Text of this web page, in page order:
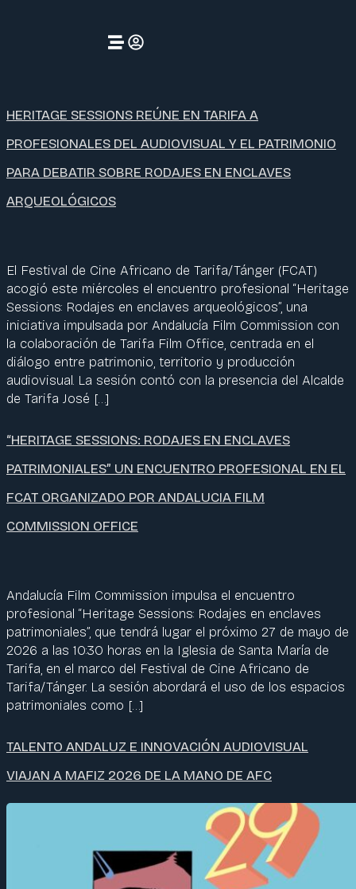
HERITAGE SESSIONS REÚNE EN TARIFA A
PROFESIONALES DEL AUDIOVISUAL Y EL PATRIMONIO
PARA DEBATIR SOBRE RODAJES EN ENCLAVES
ARQUEOLÓGICOS
El Festival de Cine Africano de Tarifa/Tánger (FCAT)
acogió este miércoles el encuentro profesional “Heritage
Sessions: Rodajes en enclaves arqueológicos”, una
iniciativa impulsada por Andalucía Film Commission con
la colaboración de Tarifa Film Office, centrada en el
diálogo entre patrimonio, territorio y producción
audiovisual. La sesión contó con la presencia del Alcalde
de Tarifa José […]
“HERITAGE SESSIONS: RODAJES EN ENCLAVES
PATRIMONIALES” UN ENCUENTRO PROFESIONAL EN EL
FCAT ORGANIZADO POR ANDALUCIA FILM
COMMISSION OFFICE
Andalucía Film Commission impulsa el encuentro
profesional “Heritage Sessions: Rodajes en enclaves
patrimoniales”, que tendrá lugar el próximo 27 de mayo de
2026 a las 10:30 horas en la Iglesia de Santa María de
Tarifa, en el marco del Festival de Cine Africano de
Tarifa/Tánger. La sesión abordará el uso de los espacios
patrimoniales como […]
TALENTO ANDALUZ E INNOVACIÓN AUDIOVISUAL
VIAJAN A MAFIZ 2026 DE LA MANO DE AFC